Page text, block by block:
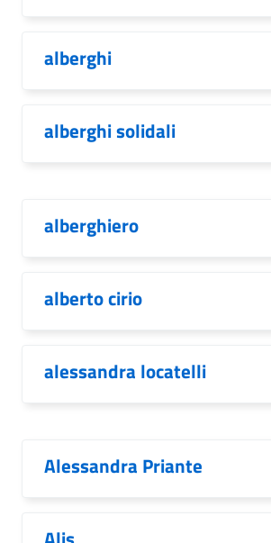
alberghi
alberghi solidali
alberghiero
alberto cirio
alessandra locatelli
Alessandra Priante